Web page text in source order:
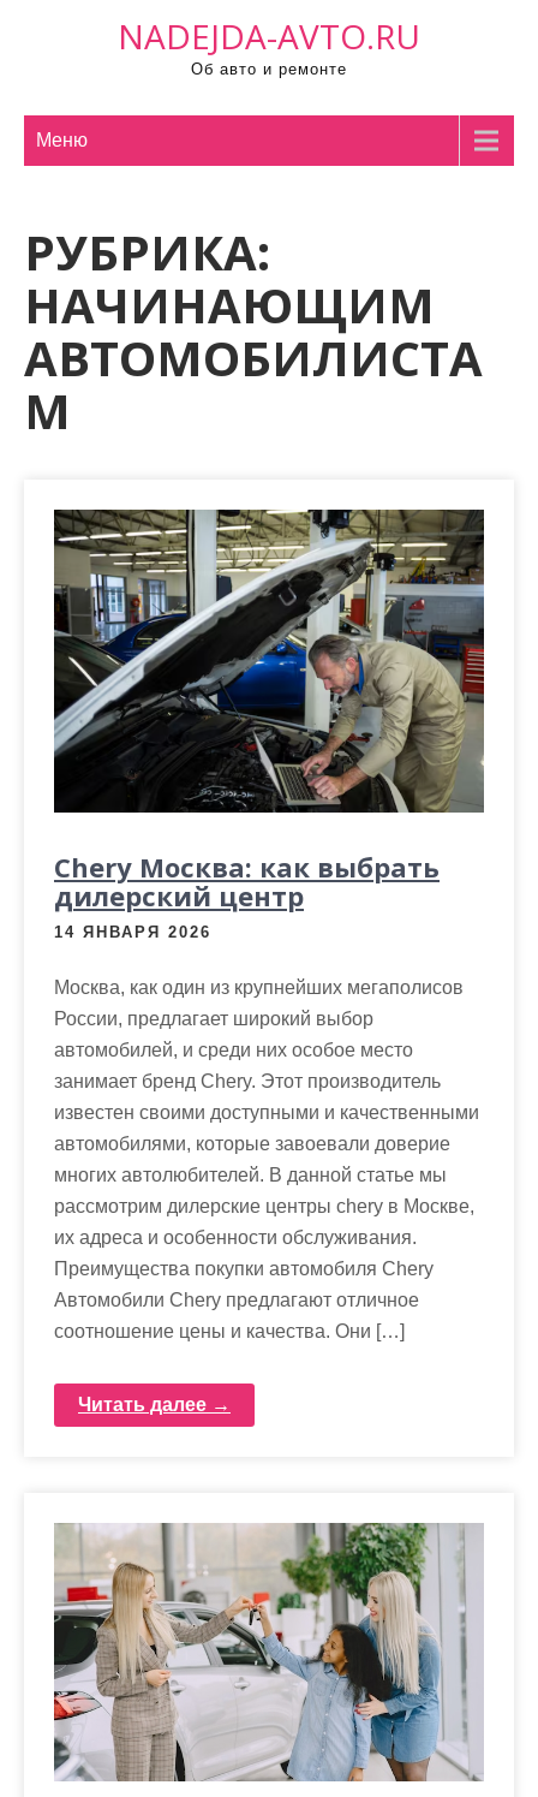
NADEJDA-AVTO.RU
Об авто и ремонте
Меню
РУБРИКА:
НАЧИНАЮЩИМ
АВТОМОБИЛИСТА
М
Chery Москва: как выбрать
дилерский центр
14 ЯНВАРЯ 2026
Москва, как один из крупнейших мегаполисов
России, предлагает широкий выбор
автомобилей, и среди них особое место
занимает бренд Chery. Этот производитель
известен своими доступными и качественными
автомобилями, которые завоевали доверие
многих автолюбителей. В данной статье мы
рассмотрим дилерские центры chery в Москве,
их адреса и особенности обслуживания.
Преимущества покупки автомобиля Chery
Автомобили Chery предлагают отличное
соотношение цены и качества. Они […]
Читать далее →